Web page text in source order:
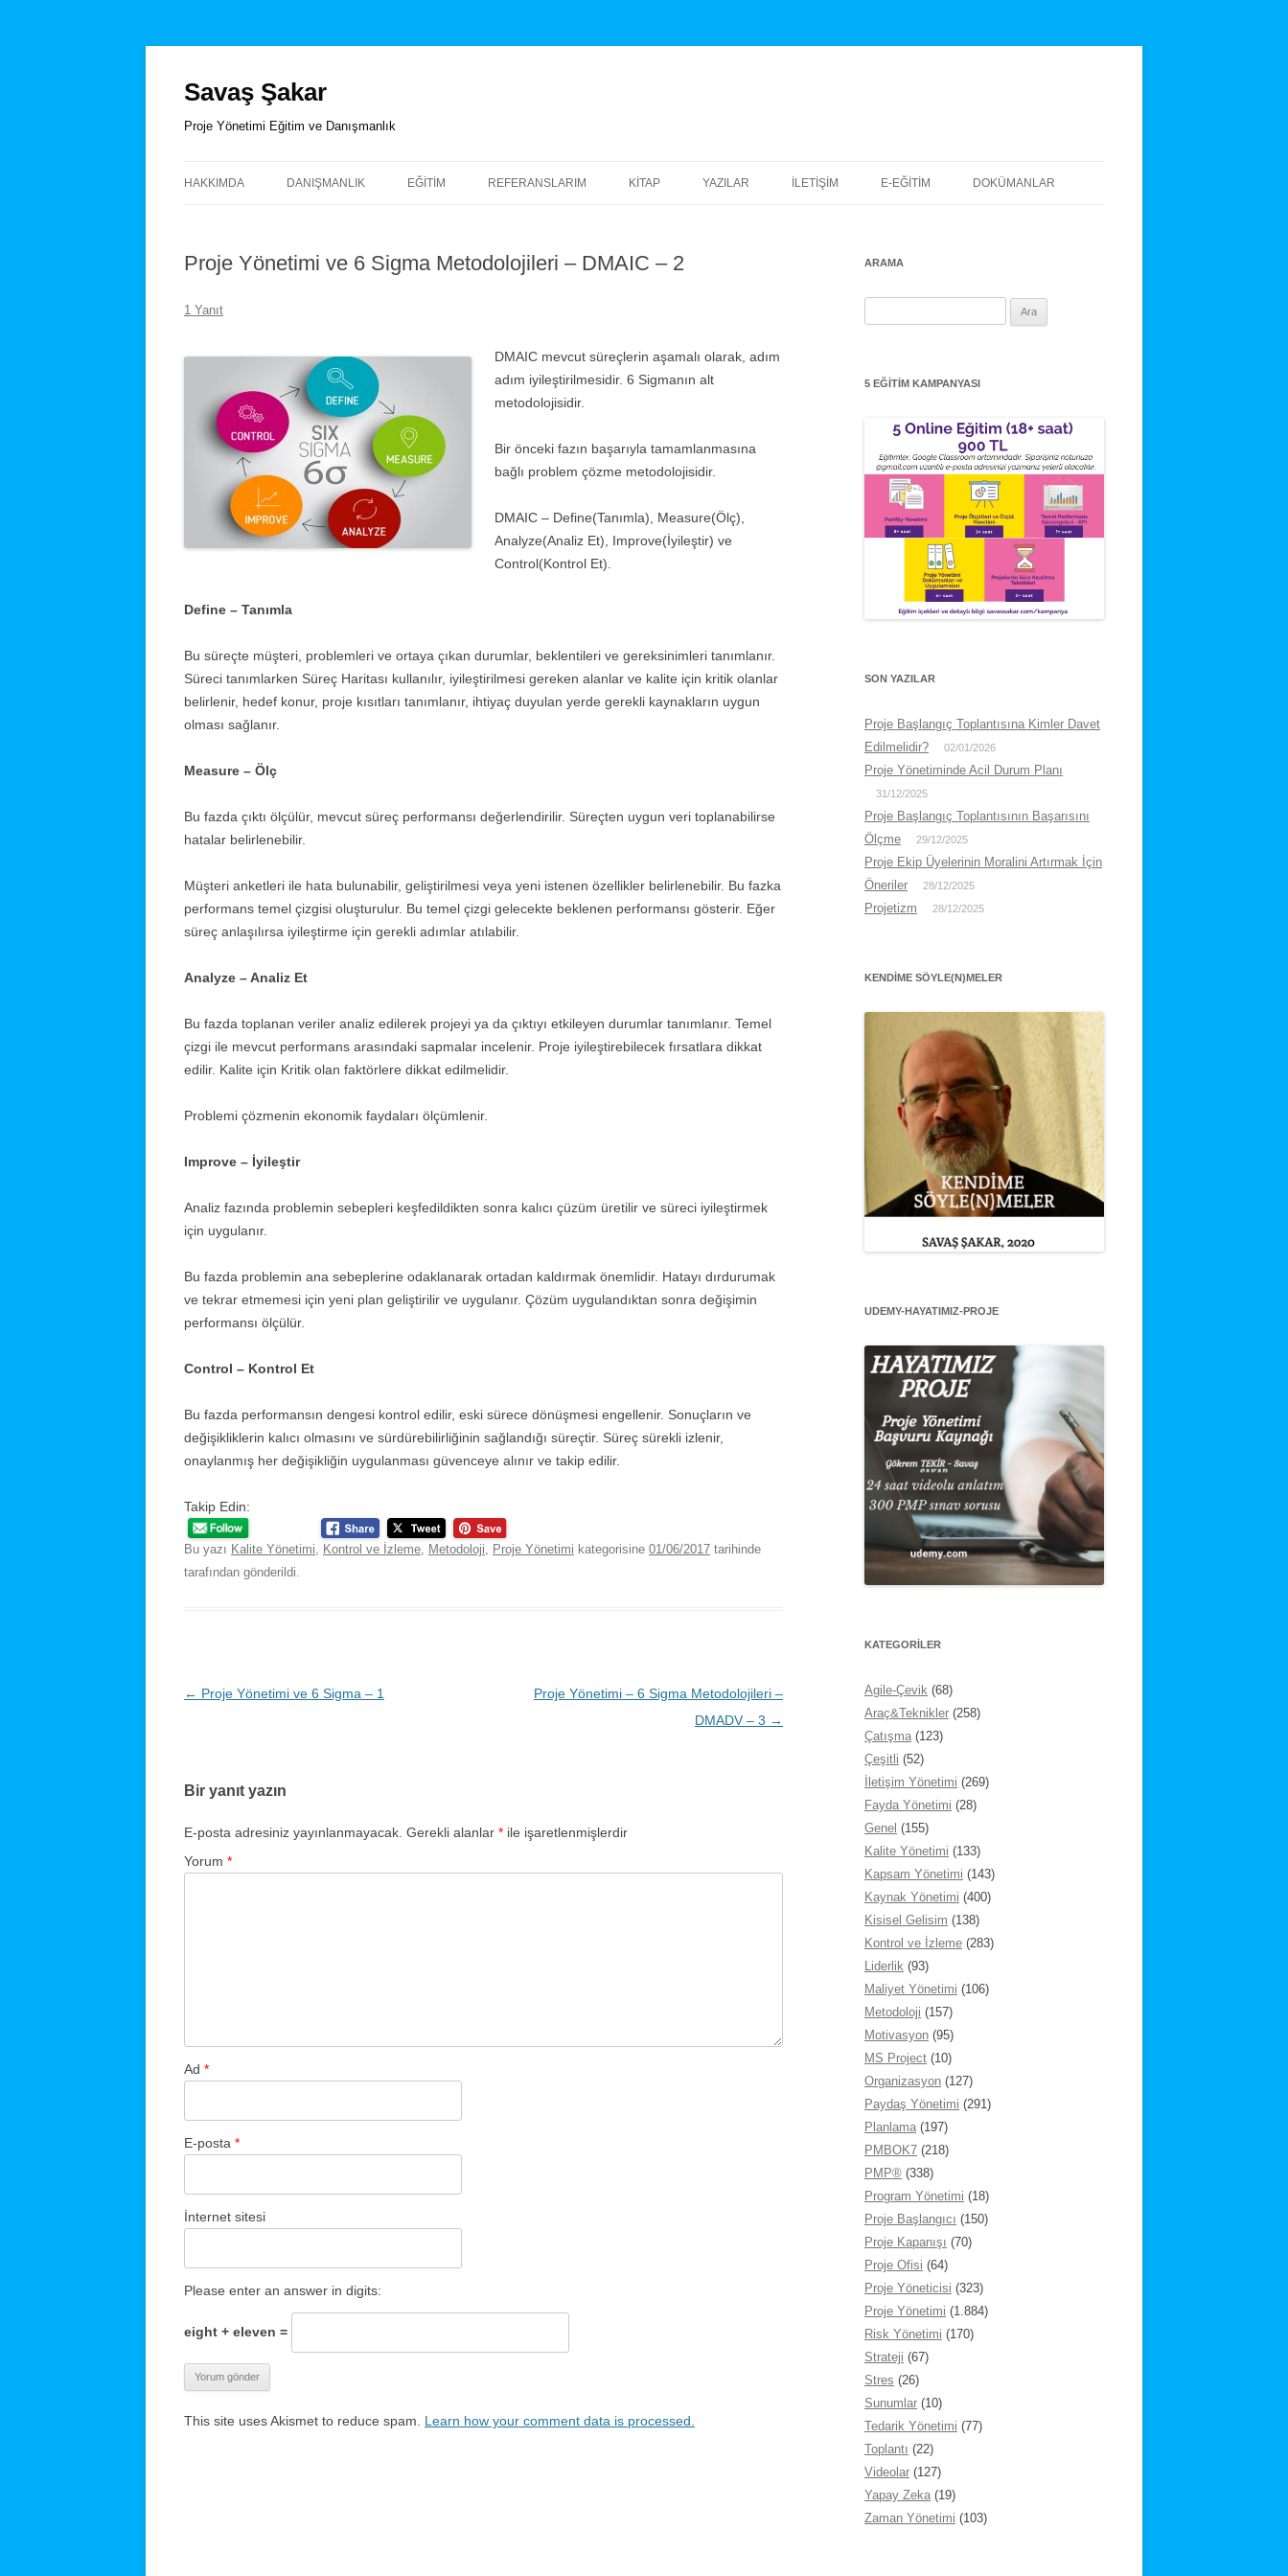
Savaş Şakar
Proje Yönetimi Eğitim ve Danışmanlık
HAKKIMDA DANIŞMANLIK EĞITIM
NOKTA ATIŞI KURUMSAL
BILIŞIM TEKNOLOJILERINDE
PROJE YÖNETIMI
MS PROJECT ILE PROJE
YÖNETIMI VE PLANLAMA
YÖNETIMI
REFERANSLARIM
2023
2019
2016
2015
2012
2010
DANIŞMANLIK
KITAP YAZILAR İLETIŞIM E-EĞITIM DOKÜMANLAR
Proje Yönetimi ve 6 Sigma Metodolojileri – DMAIC – 2
1 Yanıt
DMAIC mevcut süreçlerin aşamalı olarak, adım
adım iyileştirilmesidir. 6 Sigmanın alt
metodolojisidir.
Bir önceki fazın başarıyla tamamlanmasına
bağlı problem çözme metodolojisidir.
DMAIC – Define(Tanımla), Measure(Ölç),
Analyze(Analiz Et), Improve(İyileştir) ve
Control(Kontrol Et).
Define – Tanımla
Bu süreçte müşteri, problemleri ve ortaya çıkan durumlar, beklentileri ve gereksinimleri tanımlanır.
Süreci tanımlarken Süreç Haritası kullanılır, iyileştirilmesi gereken alanlar ve kalite için kritik olanlar
belirlenir, hedef konur, proje kısıtları tanımlanır, ihtiyaç duyulan yerde gerekli kaynakların uygun
olması sağlanır.
Measure – Ölç
Bu fazda çıktı ölçülür, mevcut süreç performansı değerlendirilir. Süreçten uygun veri toplanabilirse
hatalar belirlenebilir.
Müşteri anketleri ile hata bulunabilir, geliştirilmesi veya yeni istenen özellikler belirlenebilir. Bu fazka
performans temel çizgisi oluşturulur. Bu temel çizgi gelecekte beklenen performansı gösterir. Eğer
süreç anlaşılırsa iyileştirme için gerekli adımlar atılabilir.
Analyze – Analiz Et
Bu fazda toplanan veriler analiz edilerek projeyi ya da çıktıyı etkileyen durumlar tanımlanır. Temel
çizgi ile mevcut performans arasındaki sapmalar incelenir. Proje iyileştirebilecek fırsatlara dikkat
edilir. Kalite için Kritik olan faktörlere dikkat edilmelidir.
Problemi çözmenin ekonomik faydaları ölçümlenir.
Improve – İyileştir
Analiz fazında problemin sebepleri keşfedildikten sonra kalıcı çüzüm üretilir ve süreci iyileştirmek
için uygulanır.
Bu fazda problemin ana sebeplerine odaklanarak ortadan kaldırmak önemlidir. Hatayı dırdurumak
ve tekrar etmemesi için yeni plan geliştirilir ve uygulanır. Çözüm uygulandıktan sonra değişimin
performansı ölçülür.
Control – Kontrol Et
Bu fazda performansın dengesi kontrol edilir, eski sürece dönüşmesi engellenir. Sonuçların ve
değişikliklerin kalıcı olmasını ve sürdürebilirliğinin sağlandığı süreçtir. Süreç sürekli izlenir,
onaylanmış her değişikliğin uygulanması güvenceye alınır ve takip edilir.
Takip Edin:
Bu yazı Kalite Yönetimi Kontrol ve İzleme Metodoloji Proje Yönetimi kategorisine 01/06/2017 tarihinde
tarafından gönderildi.
Yazı
← Proje Yönetimi ve 6 Sigma – 1
Proje Yönetimi – 6 Sigma Metodolojileri –
DMADV – 3 →
Bir yanıt yazın
E-posta adresiniz yayınlanmayacak. Gerekli alanlar * ile işaretlenmişlerdir
Yorum *
Ad *
E-posta *
İnternet sitesi
Please enter an answer in digits:
eight + eleven =
This site uses Akismet to reduce spam. Learn how your comment data is processed.
ARAMA
5 EĞITIM KAMPANYASI
SON YAZILAR
Proje Başlangıç Toplantısına Kimler Davet
Edilmelidir?
02/01/2026
Proje Yönetiminde Acil Durum Planı
31/12/2025
Proje Başlangıç Toplantısının Başarısını
Ölçme
29/12/2025
Proje Ekip Üyelerinin Moralini Artırmak İçin
Öneriler
28/12/2025
Projetizm 28/12/2025
KENDIME SÖYLE(N)MELER
UDEMY-HAYATIMIZ-PROJE
KATEGORİLER
Agile-Çevik (68)
Araç&Teknikler (258)
Çatışma (123)
Çeşitli (52)
İletişim Yönetimi (269)
Fayda Yönetimi (28)
Genel (155)
Kalite Yönetimi (133)
Kapsam Yönetimi (143)
Kaynak Yönetimi (400)
Kisisel Gelisim (138)
Kontrol ve İzleme (283)
Liderlik (93)
Maliyet Yönetimi (106)
Metodoloji (157)
Motivasyon (95)
MS Project (10)
Organizasyon (127)
Paydaş Yönetimi (291)
Planlama (197)
PMBOK7 (218)
PMP® (338)
Program Yönetimi (18)
Proje Başlangıcı (150)
Proje Kapanışı (70)
Proje Ofisi (64)
Proje Yöneticisi (323)
Proje Yönetimi (1.884)
Risk Yönetimi (170)
Strateji (67)
Stres (26)
Sunumlar (10)
Tedarik Yönetimi (77)
Toplantı (22)
Videolar (127)
Yapay Zeka (19)
Zaman Yönetimi (103)